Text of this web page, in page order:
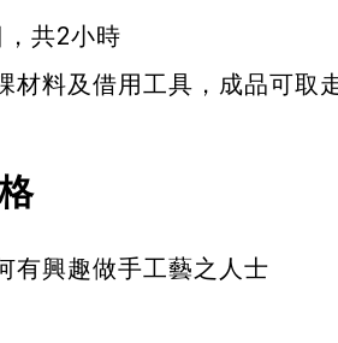
共2小時
材料及借用工具，成品可取
有興趣做手工藝之人士